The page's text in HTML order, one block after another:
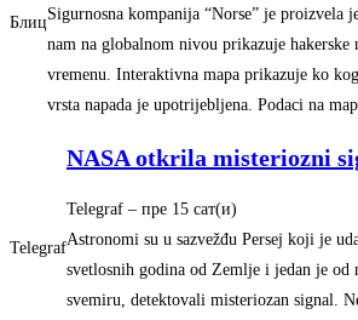
БлицSigurnosna kompanija “Norse” je proizvela
nam na globalnom nivou prikazuje hakerske
vremenu. Interaktivna mapa prikazuje ko
vrsta napada je upotrijebljena. Podaci na
Telegraf
NASA otkrila misteriozni
Telegraf – ‎пре 15 сат(и)‎
Astronomi su u sazvežđu Persej koji je
svetlosnih godina od Zemlje i jedan je od
svemiru, detektovali misteriozan signal.